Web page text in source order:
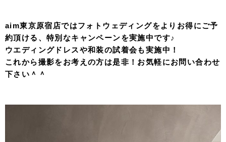
aim東京原宿店ではフォトウェディングをよりお得にご予
約頂ける、特別なキャンペーンを実施中です♪
ウエディングドレスや和装の試着会も実施中！
これから撮影をお考えの方は是非！お気軽にお問い合わせ
下さい＾＾